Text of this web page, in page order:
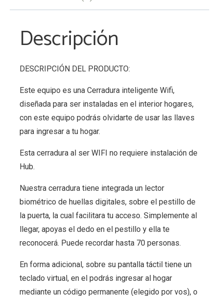
Descripción
DESCRIPCIÓN DEL PRODUCTO:
Este equipo es una Cerradura inteligente Wifi,
diseñada para ser instaladas en el interior hogares,
con este equipo podrás olvidarte de usar las llaves
para ingresar a tu hogar.
Esta cerradura al ser WIFI no requiere instalación de
Hub.
Nuestra cerradura tiene integrada un lector
biométrico de huellas digitales, sobre el pestillo de
la puerta, la cual facilitara tu acceso. Simplemente al
llegar, apoyas el dedo en el pestillo y ella te
reconocerá. Puede recordar hasta 70 personas.
En forma adicional, sobre su pantalla táctil tiene un
teclado virtual, en el podrás ingresar al hogar
mediante un código permanente (elegido por vos), o